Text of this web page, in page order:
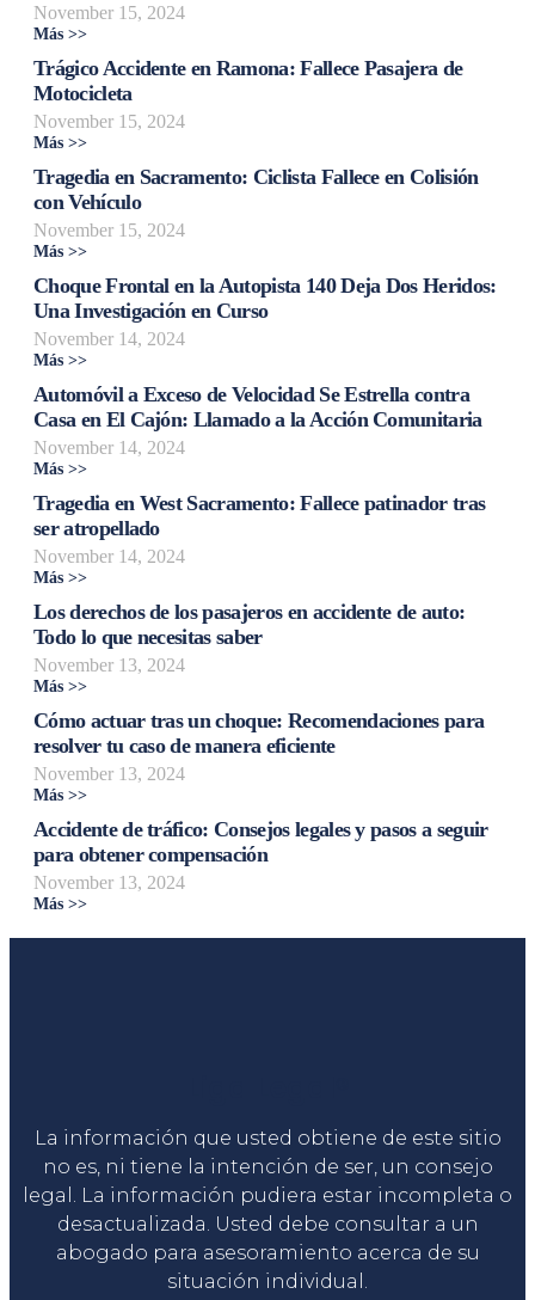
November 15, 2024
Más >>
Trágico Accidente en Ramona: Fallece Pasajera de
Motocicleta
November 15, 2024
Más >>
Tragedia en Sacramento: Ciclista Fallece en Colisión
con Vehículo
November 15, 2024
Más >>
Choque Frontal en la Autopista 140 Deja Dos Heridos:
Una Investigación en Curso
November 14, 2024
Más >>
Automóvil a Exceso de Velocidad Se Estrella contra
Casa en El Cajón: Llamado a la Acción Comunitaria
November 14, 2024
Más >>
Tragedia en West Sacramento: Fallece patinador tras
ser atropellado
November 14, 2024
Más >>
Los derechos de los pasajeros en accidente de auto:
Todo lo que necesitas saber
November 13, 2024
Más >>
Cómo actuar tras un choque: Recomendaciones para
resolver tu caso de manera eficiente
November 13, 2024
Más >>
Accidente de tráfico: Consejos legales y pasos a seguir
para obtener compensación
November 13, 2024
Más >>
La información que usted obtiene de este sitio
no es, ni tiene la intención de ser, un consejo
legal. La información pudiera estar incompleta o
desactualizada. Usted debe consultar a un
abogado para asesoramiento acerca de su
situación individual.